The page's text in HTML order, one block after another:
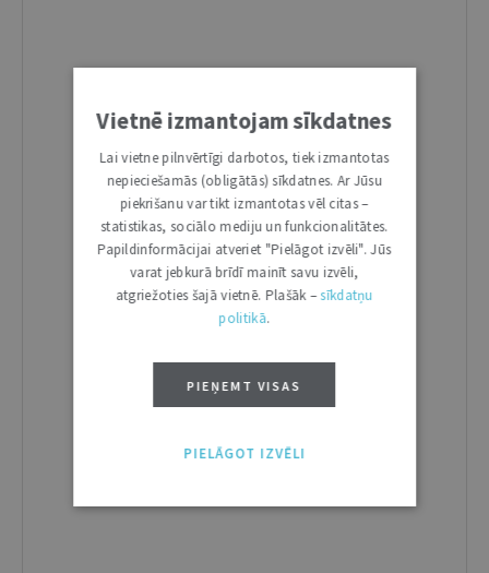
Vietnē izmantojam sīkdatnes
Lai vietne pilnvērtīgi darbotos, tiek izmantotas
nepieciešamās (obligātās) sīkdatnes. Ar Jūsu
piekrišanu var tikt izmantotas vēl citas –
statistikas, sociālo mediju un funkcionalitātes.
Papildinformācijai atveriet "Pielāgot izvēli". Jūs
varat jebkurā brīdī mainīt savu izvēli,
atgriežoties šajā vietnē. Plašāk –sīkdatņu
politikā.
PIEŅEMT VISAS
PIELĀGOT IZVĒLI